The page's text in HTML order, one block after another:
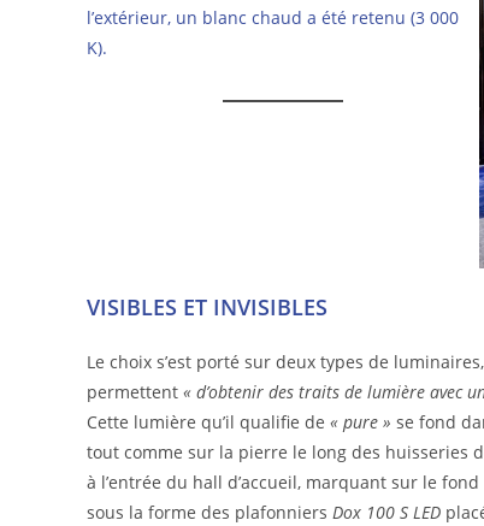
l’extérieur, un blanc chaud a été retenu (3 000
K).
VISIBLES ET INVISIBLES
Le choix s’est porté sur deux types de
permettent « d’obtenir des traits de lumière avec
Cette lumière qu’il qualifie de « pure » se fond
tout comme sur la pierre le long des huisseries
à l’entrée du hall d’accueil, marquant sur le
sous la forme des plafonniers Dox 100 S LED